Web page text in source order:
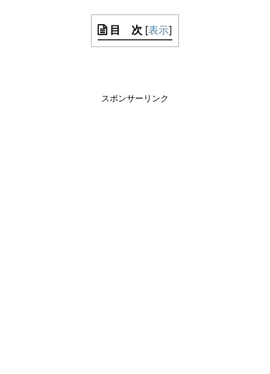
目 次 [表示]
スポンサーリンク